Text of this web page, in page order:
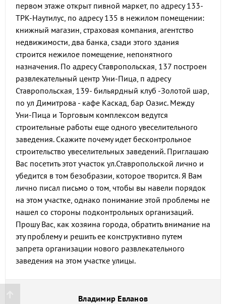
первом этаже открыт пивной маркет, по адресу 133-
ТРК-Наутилус, по адресу 135 в нежилом помещении:
книжный магазин, страховая компания, агентство
недвижимости, два банка, сзади этого здания
строится нежилое помещение, непонятного
назначения. По адресу Ставропольская, 137 построен
развлекательный центр Уни-Пица, п адресу
Ставропольская, 139- бильярдный клуб -Золотой шар,
по ул Димитрова - кафе Каскад, бар Оазис. Между
Уни-Пица и Торговым комплексом ведутся
строительные работы еще одного увеселительного
заведения. Скажите почему идет бесконтрольное
строительство увеселительных заведений. Приглашаю
Вас посетить этот участок ул.Ставропольской лично и
убедится в том безобразии, которое творится. Я Вам
лично писал письмо о том, чтобы вы навели порядок
на этом участке, однако понимание этой проблемы не
нашел со стороны подконтрольных организаций.
Прошу Вас, как хозяина города, обратить внимание на
эту проблему и решить ее конструктивно путем
запрета организации нового развлекательного
заведения на этом участке улицы.
Владимир Евланов